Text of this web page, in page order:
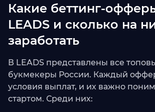
Какие беттинг-
LEADS и сколько на
заработать
В LEADS представлены все
букмекеры России. Каждый
условия выплат, и их важно
стартом. Среди них: